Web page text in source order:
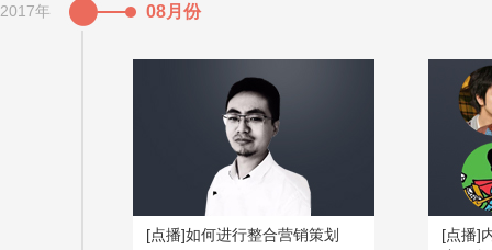
2017年 08月份
[点播]如何进行整合营销策划
[点播]